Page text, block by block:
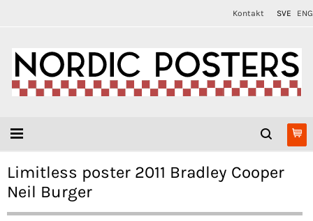
Kontakt SVE ENG
Limitless poster 2011 Bradley Cooper
Neil Burger